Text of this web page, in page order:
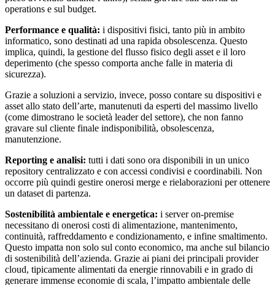
operations e sul budget.
Performance e qualità: i dispositivi fisici, tanto più in ambito
informatico, sono destinati ad una rapida obsolescenza. Questo
implica, quindi, la gestione del flusso fisico degli asset e il loro
deperimento (che spesso comporta anche falle in materia di
sicurezza).
Grazie a soluzioni a servizio, invece, posso contare su dispositivi e
asset allo stato dell’arte, manutenuti da esperti del massimo livello
(come dimostrano le società leader del settore), che non fanno
gravare sul cliente finale indisponibilità, obsolescenza,
manutenzione.
Reporting e analisi: tutti i dati sono ora disponibili in un unico
repository centralizzato e con accessi condivisi e coordinabili. Non
occorre più quindi gestire onerosi merge e rielaborazioni per ottenere
un dataset di partenza.
Sostenibilità ambientale e energetica: i server on-premise
necessitano di onerosi costi di alimentazione, mantenimento,
continuità, raffreddamento e condizionamento, e infine smaltimento.
Questo impatta non solo sul conto economico, ma anche sul bilancio
di sostenibilità dell’azienda. Grazie ai piani dei principali provider
cloud, tipicamente alimentati da energie rinnovabili e in grado di
generare immense economie di scala, l’impatto ambientale delle